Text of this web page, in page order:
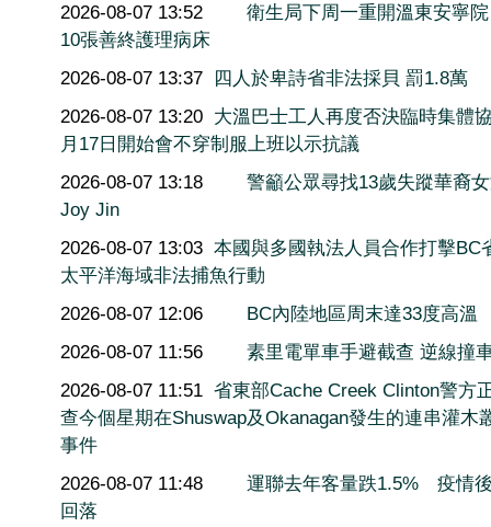
2026-08-07 13:52
衛生局下周一重開溫東安寧
10張善終護理病床
2026-08-07 13:37 四人於卑詩省非法採貝 罰1.8萬
2026-08-07 13:20 大溫巴士工人再度否決臨時集體
月17日開始會不穿制服上班以示抗議
2026-08-07 13:18
警籲公眾尋找13歲失蹤華裔
Joy Jin
2026-08-07 13:03 本國與多國執法人員合作打擊BC
太平洋海域非法捕魚行動
2026-08-07 12:06
BC內陸地區周末達33度高溫
2026-08-07 11:56
素里電單車手避截查 逆線撞
2026-08-07 11:51 省東部Cache Creek Clinton警方
查今個星期在Shuswap及Okanagan發生的連串灌木
事件
2026-08-07 11:48
運聯去年客量跌1.5% 疫情
回落